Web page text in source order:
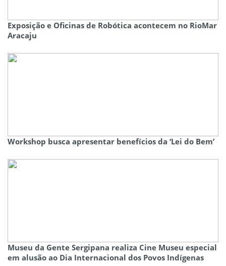
Exposição e Oficinas de Robótica acontecem no RioMar
Aracaju
Workshop busca apresentar benefícios da ‘Lei do Bem’
Museu da Gente Sergipana realiza Cine Museu especial
em alusão ao Dia Internacional dos Povos Indígenas